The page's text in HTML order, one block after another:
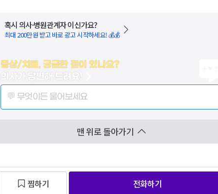
혹시 의사·병원관계자 이신가요?
최대 200만원 받고 바로 광고 시작하세요! 💰💰
증상/치료, 궁금한 점이 있나요?
의사가 답변해 드려요!
💬 무엇이든 물어보세요
맨 위로 돌아가기
찜하기 전화하기